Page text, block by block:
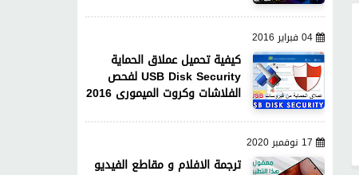
04 فبراير 2016
كيفية تحميل عملاق الحماية
USB Disk Security لفحص
الفلاشات وكروت الميمورى 2016
17 نوفمبر 2020
ترجمة الافلام و مقاطع الفيديو